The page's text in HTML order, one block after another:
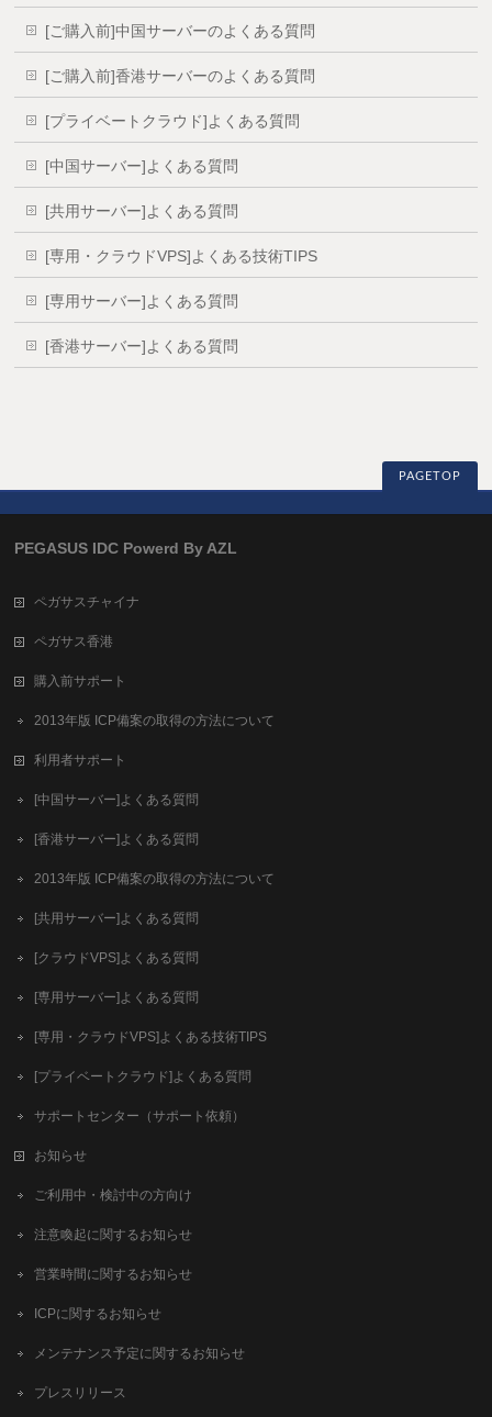
[ご購入前]中国サーバーのよくある質問
[ご購入前]香港サーバーのよくある質問
[プライベートクラウド]よくある質問
[中国サーバー]よくある質問
[共用サーバー]よくある質問
[専用・クラウドVPS]よくある技術TIPS
[専用サーバー]よくある質問
[香港サーバー]よくある質問
PAGETOP
PEGASUS IDC Powerd By AZL
ペガサスチャイナ
ペガサス香港
購入前サポート
2013年版 ICP備案の取得の方法について
利用者サポート
[中国サーバー]よくある質問
[香港サーバー]よくある質問
2013年版 ICP備案の取得の方法について
[共用サーバー]よくある質問
[クラウドVPS]よくある質問
[専用サーバー]よくある質問
[専用・クラウドVPS]よくある技術TIPS
[プライベートクラウド]よくある質問
サポートセンター（サポート依頼）
お知らせ
ご利用中・検討中の方向け
注意喚起に関するお知らせ
営業時間に関するお知らせ
ICPに関するお知らせ
メンテナンス予定に関するお知らせ
プレスリリース